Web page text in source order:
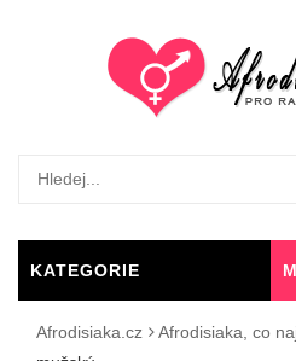
KATEGORIE
AFRODISIAK
Afrodisiaka.cz Afrodisiaka, co